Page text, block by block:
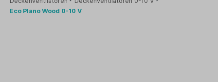
Eco Plano Wood 0-10 V